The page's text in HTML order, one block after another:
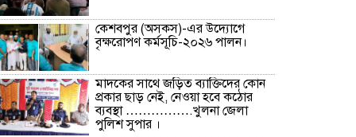
কেশবপুর (অসকস)-এর উদ্যোগে
বৃক্ষরোপণ কর্মসূচি-২০২৬ পালন।
মাদকের সাথে জড়িত ব্যাক্তিদের কোন
প্রকার ছাড় নেই, নেওয়া হবে কঠোর
ব্যবস্থা …………….খুলনা জেলা
পুলিশ সুপার ।